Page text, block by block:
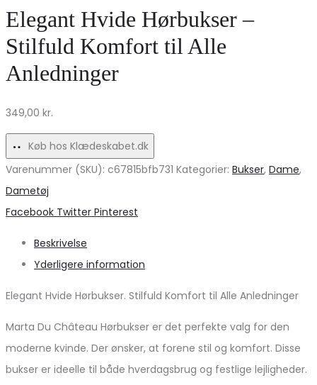
Bluse
til
Enhver
Lejlighed
MdcSia
5003
–
Cielo4345
udsalg!
Elegant Hvide Hørbukser –
Stilfuld Komfort til Alle
Anledninger
349,00 kr.
Køb hos Klædeskabet.dk
Varenummer (SKU): c67815bfb731 Kategorier: Bukser, Dame,
Dametøj
Share
Facebook Twitter Pinterest
Beskrivelse
Yderligere information
Elegant Hvide Hørbukser. Stilfuld Komfort til Alle Anledninger
Marta Du Château Hørbukser er det perfekte valg for den
moderne kvinde. Der ønsker, at forene stil og komfort. Disse
bukser er ideelle til både hverdagsbrug og festlige lejligheder.